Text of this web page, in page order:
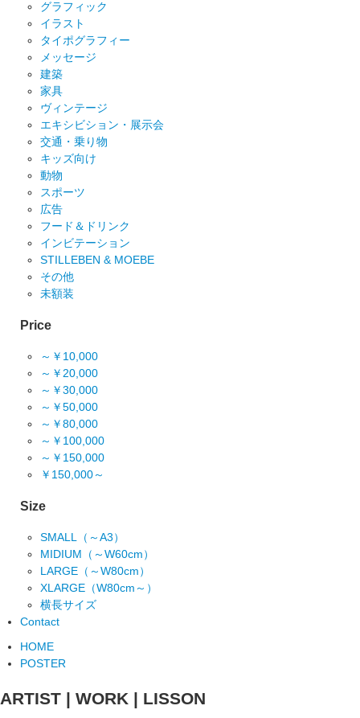
グラフィック
イラスト
タイポグラフィー
メッセージ
建築
家具
ヴィンテージ
エキシビション・展示会
交通・乗り物
キッズ向け
動物
スポーツ
広告
フード＆ドリンク
インビテーション
STILLEBEN & MOEBE
その他
未額装
Price
～￥10,000
～￥20,000
～￥30,000
～￥50,000
～￥80,000
～￥100,000
～￥150,000
￥150,000～
Size
SMALL（～A3）
MIDIUM（～W60cm）
LARGE（～W80cm）
XLARGE（W80cm～）
横長サイズ
Contact
HOME
POSTER
ARTIST | WORK | LISSON